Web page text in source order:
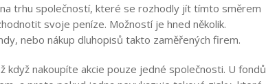
trhu společností, které se rozhodly jít tímto směrem
svoje peníze. Možností je hned několik.
nebo nákup dluhopisů takto zaměřených firem.
když nakoupíte akcie pouze jedné společnosti. U fondů